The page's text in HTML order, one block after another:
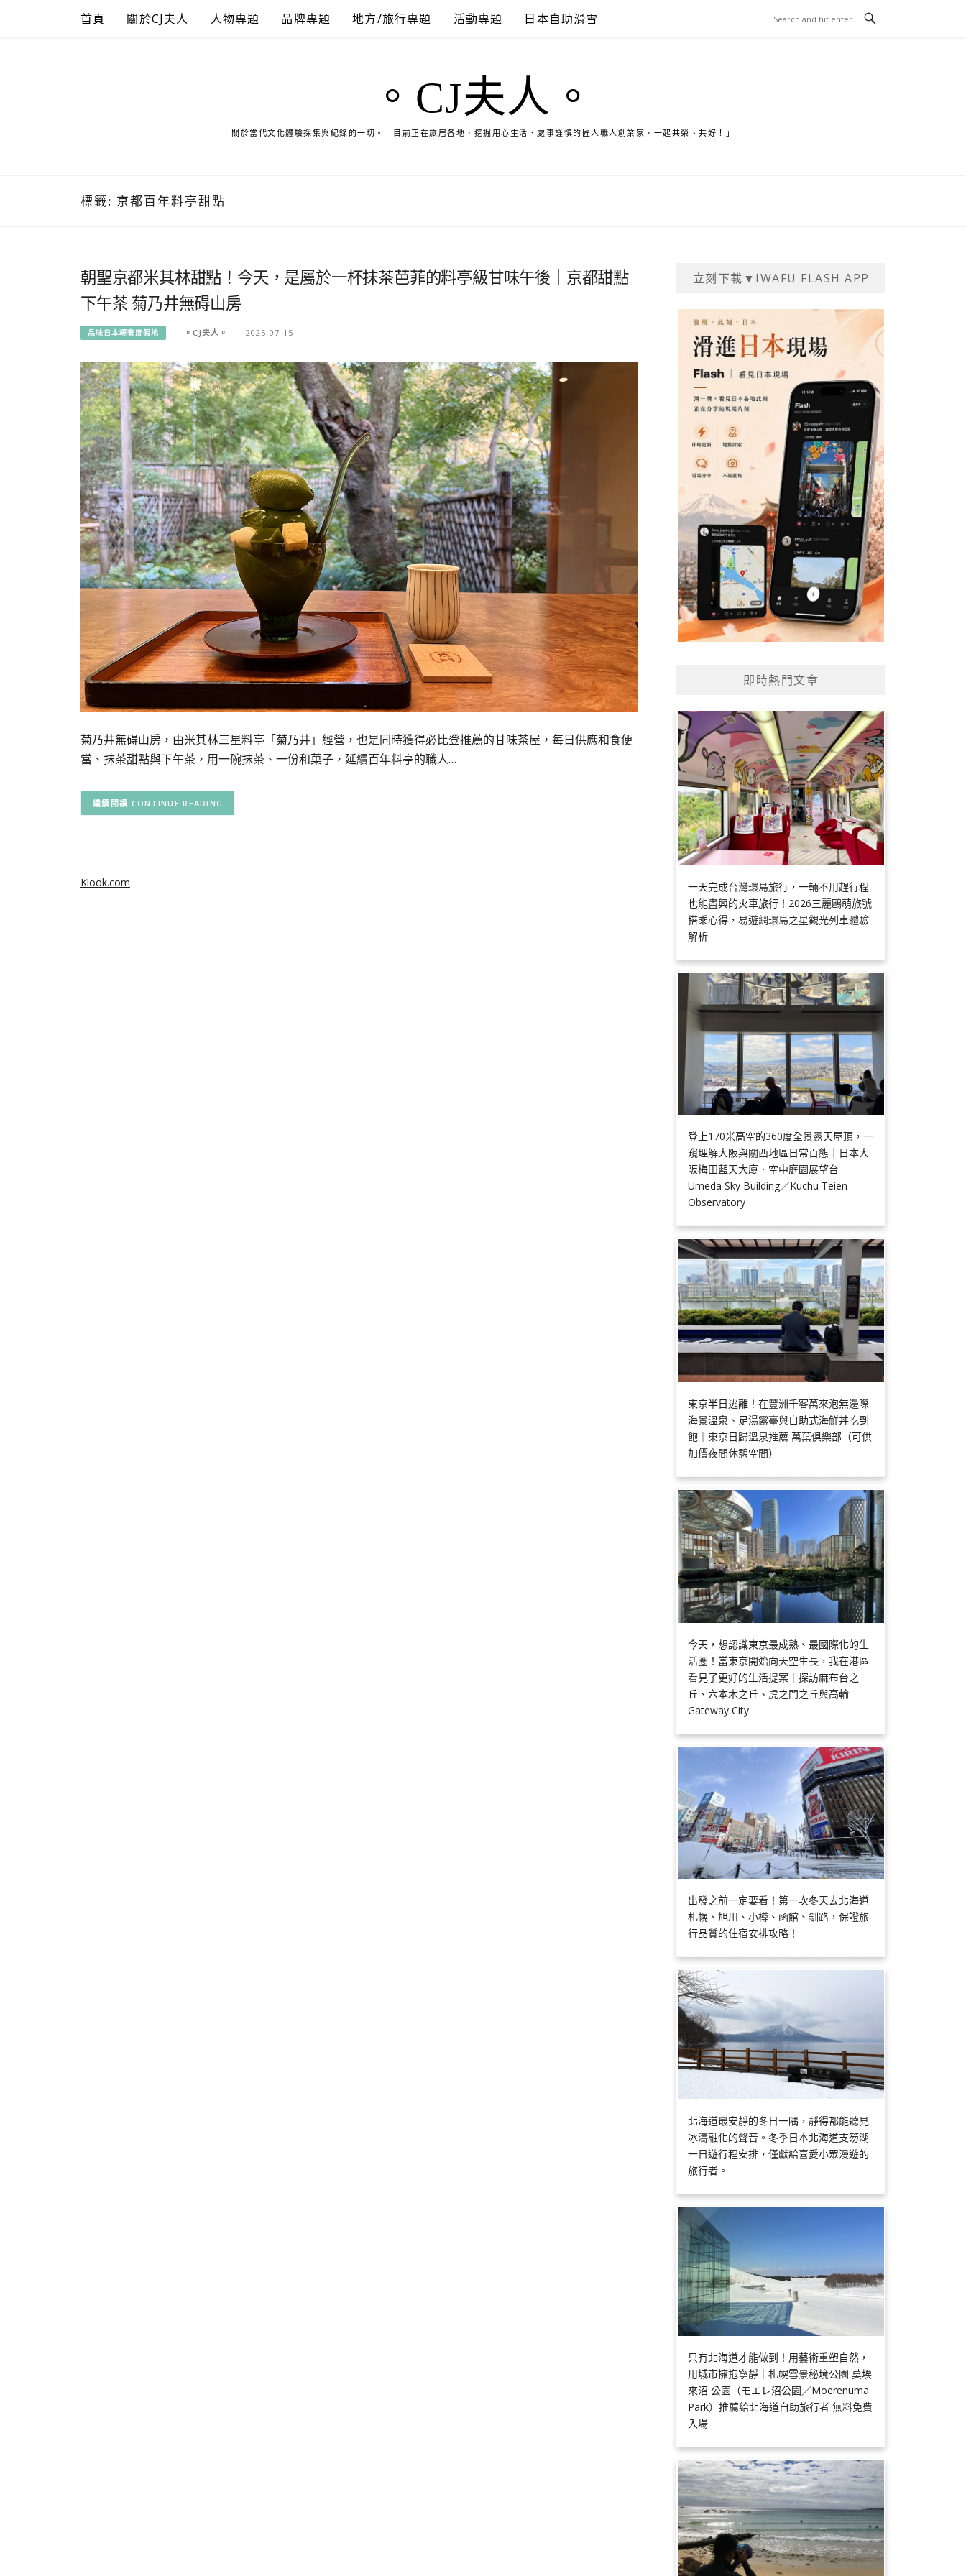
首頁 關於CJ夫人 人物專題 品牌專題 地方/旅行專題 活動專題 日本自助滑雪
。CJ夫人。
關於當代文化體驗採集與紀錄的一切。「目前正在旅居各地，挖掘用心生活、處事謹慎的匠人職人創業家，一起共榮、共好！」
標籤: 京都百年料亭甜點
朝聖京都米其林甜點！今天，是屬於一杯抹茶芭菲的料亭級甘味午後｜京都甜點
下午茶 菊乃井無碍山房
品味日本輕奢度假地 。CJ夫人。 2025-07-15
菊乃井無碍山房，由米其林三星料亭「菊乃井」經營，也是同時獲得必比登推薦的甘味茶屋，每日供應和食便
當、抹茶甜點與下午茶，用一碗抹茶、一份和菓子，延續百年料亭的職人…
CONTINUE READING
立刻下載▼IWAFU FLASH APP
即時熱門文章
一天完成台灣環島旅行，一輛不用趕行程
也能盡興的火車旅行！2026三麗鷗萌旅號
搭乘心得，易遊網環島之星觀光列車體驗
解析
登上170米高空的360度全景露天屋頂，一
窺理解大阪與關西地區日常百態｜日本大
阪梅田藍天大廈．空中庭園展望台
Umeda Sky Building／Kuchu Teien
Observatory
東京半日逃離！在豐洲千客萬來泡無邊際
海景溫泉、足湯露臺與自助式海鮮丼吃到
飽｜東京日歸溫泉推薦 萬葉俱樂部（可供
加價夜間休憩空間）
今天，想認識東京最成熟、最國際化的生
活圈！當東京開始向天空生長，我在港區
看見了更好的生活提案｜探訪麻布台之
丘、六本木之丘、虎之門之丘與高輪
Gateway City
出發之前一定要看！第一次冬天去北海道
札幌、旭川、小樽、函館、釧路，保證旅
行品質的住宿安排攻略！
北海道最安靜的冬日一隅，靜得都能聽見
冰濤融化的聲音。冬季日本北海道支笏湖
一日遊行程安排，僅獻給喜愛小眾漫遊的
旅行者。
只有北海道才能做到！用藝術重塑自然，
用城市擁抱寧靜｜札幌雪景秘境公園 莫埃
來沼 公園（モエレ沼公園／Moerenuma
Park）推薦給北海道自助旅行者 無料免費
入場
Klook.com